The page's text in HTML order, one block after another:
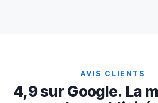
AVIS CLIENTS
4,9 sur Google. La